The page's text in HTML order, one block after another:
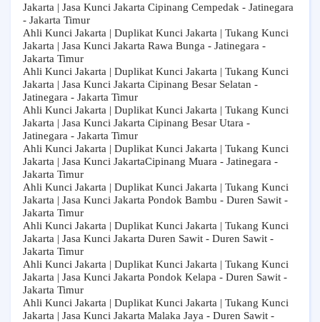
Jakarta | Jasa Kunci Jakarta Cipinang Cempedak - Jatinegara
- Jakarta Timur
Ahli Kunci Jakarta | Duplikat Kunci Jakarta | Tukang Kunci
Jakarta | Jasa Kunci Jakarta Rawa Bunga - Jatinegara -
Jakarta Timur
Ahli Kunci Jakarta | Duplikat Kunci Jakarta | Tukang Kunci
Jakarta | Jasa Kunci Jakarta Cipinang Besar Selatan -
Jatinegara - Jakarta Timur
Ahli Kunci Jakarta | Duplikat Kunci Jakarta | Tukang Kunci
Jakarta | Jasa Kunci Jakarta Cipinang Besar Utara -
Jatinegara - Jakarta Timur
Ahli Kunci Jakarta | Duplikat Kunci Jakarta | Tukang Kunci
Jakarta | Jasa Kunci JakartaCipinang Muara - Jatinegara -
Jakarta Timur
Ahli Kunci Jakarta | Duplikat Kunci Jakarta | Tukang Kunci
Jakarta | Jasa Kunci Jakarta Pondok Bambu - Duren Sawit -
Jakarta Timur
Ahli Kunci Jakarta | Duplikat Kunci Jakarta | Tukang Kunci
Jakarta | Jasa Kunci Jakarta Duren Sawit - Duren Sawit -
Jakarta Timur
Ahli Kunci Jakarta | Duplikat Kunci Jakarta | Tukang Kunci
Jakarta | Jasa Kunci Jakarta Pondok Kelapa - Duren Sawit -
Jakarta Timur
Ahli Kunci Jakarta | Duplikat Kunci Jakarta | Tukang Kunci
Jakarta | Jasa Kunci Jakarta Malaka Jaya - Duren Sawit -